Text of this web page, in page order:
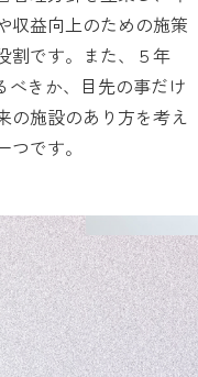
収益向上のための施策
割です。また、５年
べきか、目先の事だけ
の施設のあり方を考え
です。